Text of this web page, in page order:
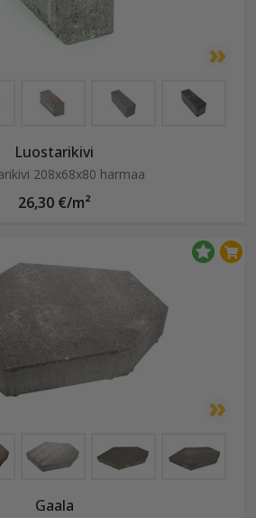
Luostarikivi
208x68x80 harmaa
26,30 €/m²
Gaala